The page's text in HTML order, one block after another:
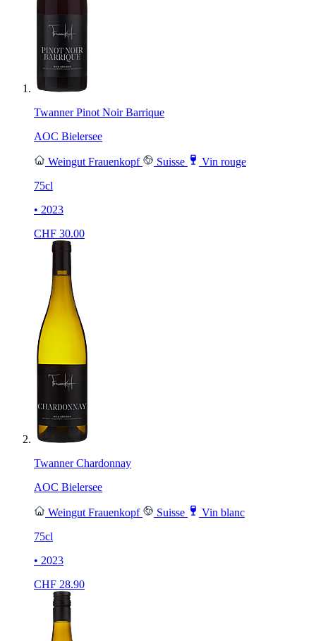
Twanner Pinot Noir Barrique
AOC Bielersee
Weingut Frauenkopf Suisse
Vin rouge
75cl
• 2023
CHF 30.00
Twanner Chardonnay
AOC Bielersee
Weingut Frauenkopf Suisse
Vin blanc
75cl
• 2023
CHF 28.90